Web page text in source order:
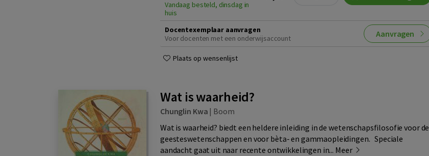
Vandaag besteld, dinsdag in
huis
Docentexemplaar aanvragen
Voor docenten met een onderwijsaccount
Aanvragen
Plaats op wensenlijst
Wat is waarheid?
Chunglin Kwa | Boom
Wat is waarheid? biedt een heldere inleiding in de wetenschapsfilosofie voor de
geesteswetenschappen en voor bèta- en gammaopleidingen. Speciale
aandacht gaat uit naar recente ontwikkelingen in... Meer